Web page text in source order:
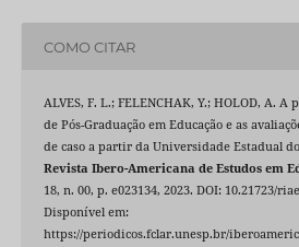
COMO CITAR
ALVES, F. L.; FELENCHAK, Y.; HOLOD, A.
de Pós-Graduação em Educação e as
de caso a partir da Universidade Estadual
Revista Ibero-Americana de Estudos em
18, n. 00, p. e023134, 2023. DOI: 10.21723/
Disponível em:
https://periodicos.fclar.unesp.br/